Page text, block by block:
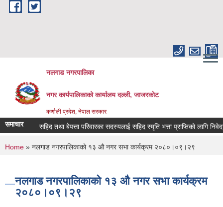
Skip to main content
नलगाड नगरपालिका
नगर कार्यपालिकाको कार्यालय दल्ली, जाजरकाेट
कर्णाली प्रदेश, नेपाल सरकार
समाचार सहिद तथा बेपत्ता परिवारका सदस्यलाई सहिद स्मृति भत्ता प्राप्तिको लागि निवेदन
You are here
Home » नलगाड नगरपालिकाको १३ औ नगर सभा कार्यक्रम २०८०।०९।२९
नलगाड नगरपालिकाको १३ औ नगर सभा कार्यक्रम
२०८०।०९।२९